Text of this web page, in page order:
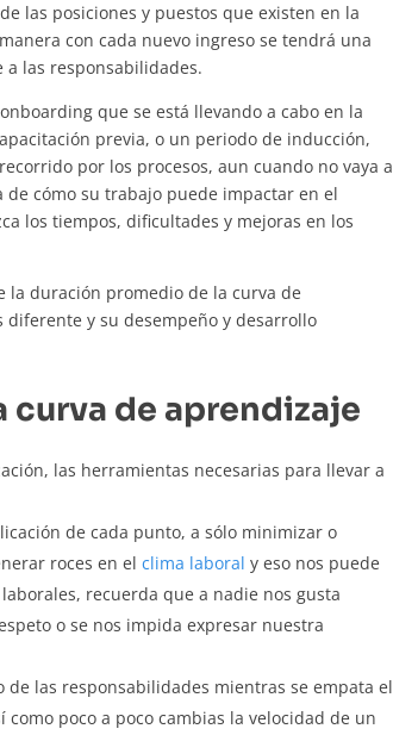
las posiciones y puestos que existen en la
con cada nuevo ingreso se tendrá una
las responsabilidades.
que se está llevando a cabo en la
previa, o un periodo de inducción,
por los procesos, aun cuando no vaya a
cómo su trabajo puede impactar en el
los tiempos, dificultades y mejoras en los
la duración promedio de la curva de
y su desempeño y desarrollo
curva de aprendizaje
las herramientas necesarias para llevar a
de cada punto, a sólo minimizar o
roces en el clima laboral y eso nos puede
recuerda que a nadie nos gusta
o se nos impida expresar nuestra
las responsabilidades mientras se empata el
poco a poco cambias la velocidad de un